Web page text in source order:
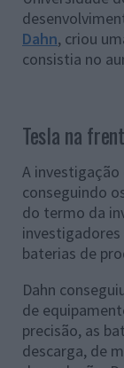
Dahn, criou
consistia no
Tesla na
A
conseguindo
do termo da
baterias de
Dahn
de
precisão, as
descarga, de